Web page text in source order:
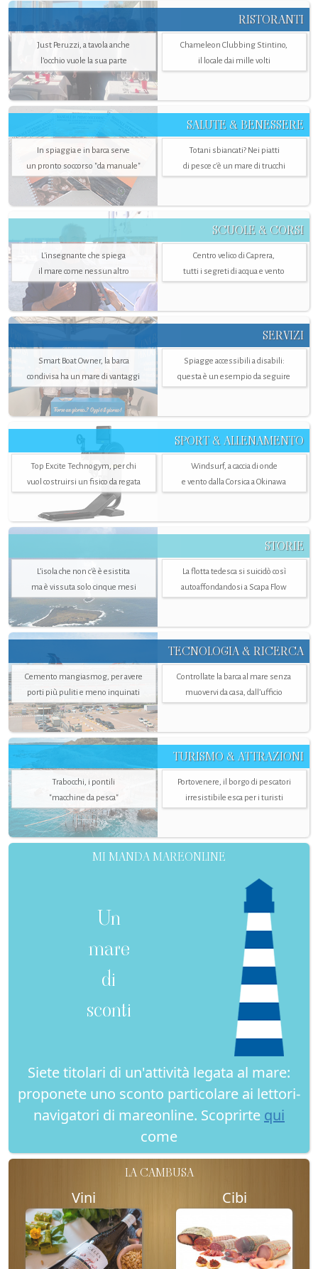
RISTORANTI
Just Peruzzi, a tavola anche
l’occhio vuole la sua parte
Chameleon Clubbing Stintino,
il locale dai mille volti
SALUTE & BENESSERE
In spiaggia e in barca serve
un pronto soccorso "da manuale"
Totani sbiancati? Nei piatti
di pesce c'è un mare di trucchi
SCUOLE & CORSI
L'insegnante che spiega
il mare come nessun altro
Centro velico di Caprera,
tutti i segreti di acqua e vento
SERVIZI
Smart Boat Owner, la barca
condivisa ha un mare di vantaggi
Spiagge accessibili a disabili:
questa è un esempio da seguire
SPORT & ALLENAMENTO
Top Excite Technogym, per chi
vuol costruirsi un fisico da regata
Windsurf, a caccia di onde
e vento dalla Corsica a Okinawa
STORIE
L’isola che non c'è è esistita
ma è vissuta solo cinque mesi
La flotta tedesca si suicidò così
autoaffondandosi a Scapa Flow
TECNOLOGIA & RICERCA
Cemento mangiasmog, per avere
porti più puliti e meno inquinati
Controllate la barca al mare senza
muovervi da casa, dall’ufficio
TURISMO & ATTRAZIONI
Trabocchi, i pontili
"macchine da pesca"
Portovenere, il borgo di pescatori
irresistibile esca per i turisti
MI MANDA MAREONLINE
Un
mare
di
sconti
Siete titolari di un'attività legata al mare:
proponete uno sconto particolare ai lettori-
navigatori di mareonline. Scoprirte qui
come
LA CAMBUSA
Vini Cibi